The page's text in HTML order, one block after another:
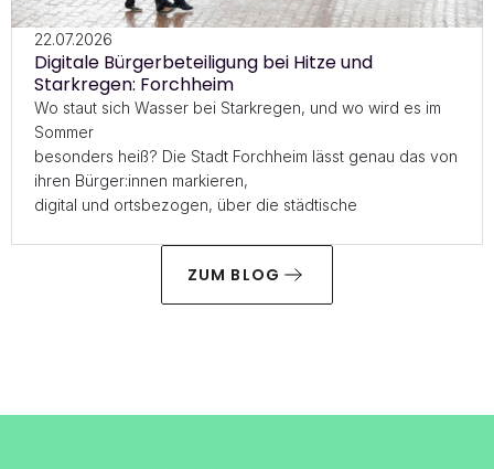
22.07.2026
Digitale Bürgerbeteiligung bei Hitze und
Starkregen: Forchheim
Wo staut sich Wasser bei Starkregen, und wo wird es im
Sommer
besonders heiß? Die Stadt Forchheim lässt genau das von
ihren Bürger:innen markieren,
digital und ortsbezogen, über die städtische
zeigen, wie Kommunen Erfahrungswissen für die
Klimaanpassung nutzbar machen.
ZUM BLOG